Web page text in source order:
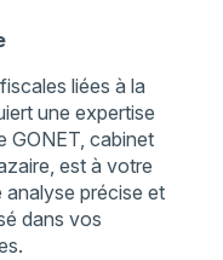
liées à la
une expertise
GONET, cabinet
est à votre
précise et
dans vos